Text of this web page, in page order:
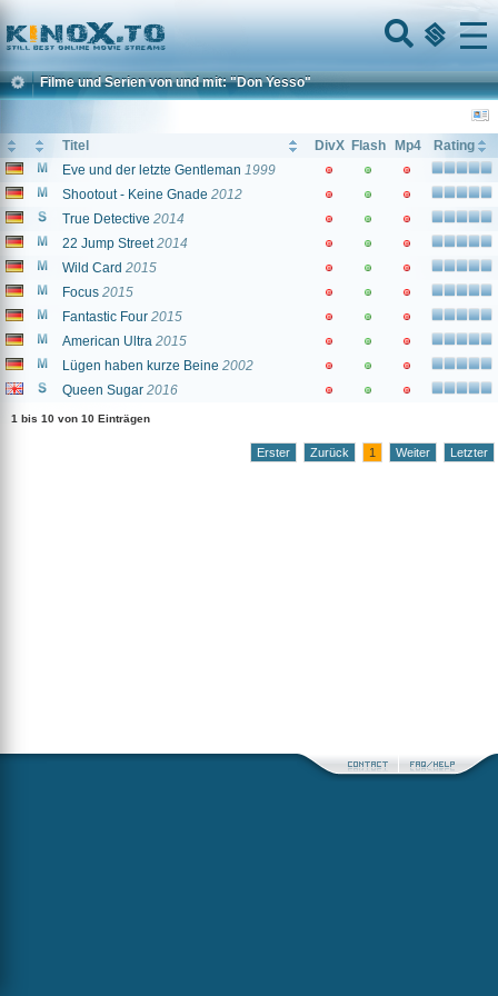
Home
Menu
Filme und Serien von und mit: "Don Yesso"
Titel DivX Flash Mp4
Rating
Eve und der letzte Gentleman 1999
Shootout - Keine Gnade 2012
True Detective 2014
22 Jump Street 2014
Wild Card 2015
Focus 2015
Fantastic Four 2015
American Ultra 2015
Lügen haben kurze Beine 2002
Queen Sugar 2016
1 bis 10 von 10 Einträgen
Erster Zurück 1 Weiter Letzter